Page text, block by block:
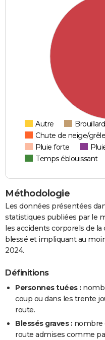
Autre
Chute de neige/grêle
Pluie forte
Temps éblouissant
Méthodologie
Les données présentées
statistiques publiées par le
les accidents corporels de
blessé et impliquant au
2024.
Définitions
Personnes tuées :
coup ou dans les trente
route.
Blessés graves : nombre
route admises comme